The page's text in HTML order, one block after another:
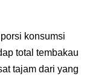
konsumsi
total tembakau
tajam dari yang